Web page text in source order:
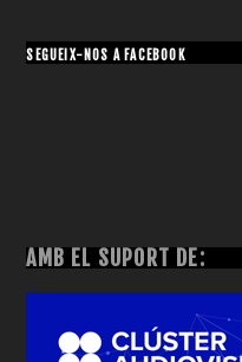
SEGUEIX-NOS A FACEBOOK
AMB EL SUPORT DE: